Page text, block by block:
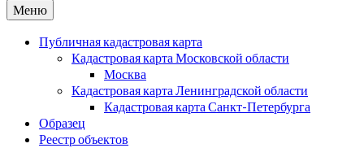
Меню
Публичная кадастровая карта
Кадастровая карта Московской области
Москва
Кадастровая карта Ленинградской области
Кадастровая карта Санкт-Петербурга
Образец
Реестр объектов